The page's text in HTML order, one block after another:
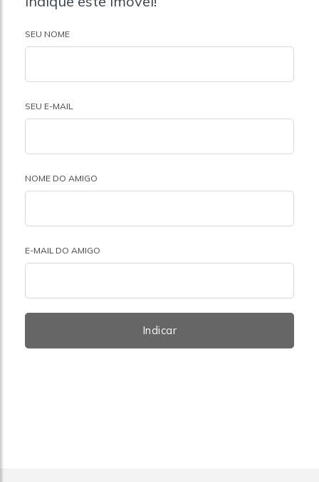
SEU NOME
SEU E-MAIL
NOME DO AMIGO
E-MAIL DO AMIGO
Indicar